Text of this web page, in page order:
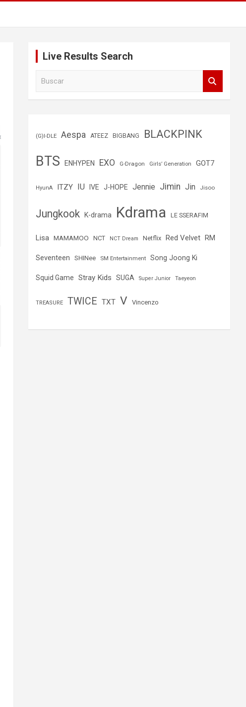
Live Results Search
(G)I-DLE Aespa ATEEZ BIGBANG BLACKPINK
BTS ENHYPEN EXO G-Dragon Girls’ Generation GOT7
HyunA ITZY IU IVE J-HOPE Jennie Jimin Jin Jisoo
Jungkook K-drama Kdrama LE SSERAFIM
Lisa MAMAMOO NCT NCT Dream Netflix Red Velvet RM
Seventeen SHINee SM Entertainment Song Joong Ki
Squid Game Stray Kids SUGA Super Junior Taeyeon
TREASURE TWICE TXT V Vincenzo